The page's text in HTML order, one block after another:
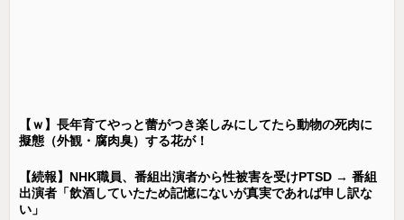
【ｗ】長年育てやっと蕾がつき楽しみにしてたら動物の死肉に
擬態（外観・腐肉臭）する花が！
【続報】NHK職員、番組出演者から性被害を受けPTSD → 番組
出演者「飲酒していたため記憶にないが真実であれば申し訳な
い」